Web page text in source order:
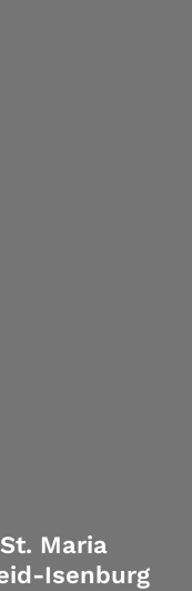
Maria
Isenburg